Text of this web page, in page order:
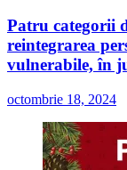
Patru categorii
reintegrarea
vulnerabile, în
octombrie 18, 2024